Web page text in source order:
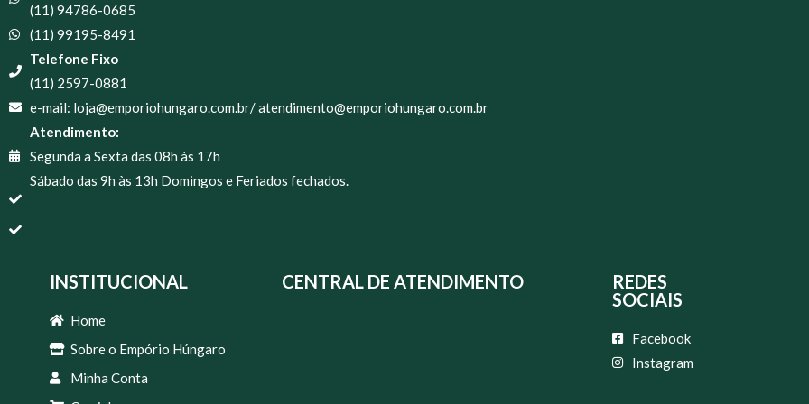
(11) 94786-0685
(11) 99195-8491
Telefone Fixo
(11) 2597-0881
e-mail: loja@emporiohungaro.com.br/ atendimento@emporiohungaro.com.br
Atendimento:
Segunda a Sexta das 08h às 17h
Sábado das 9h às 13h Domingos e Feriados fechados.
INSTITUCIONAL
Home
Sobre o Empório Húngaro
Minha Conta
CENTRAL DE ATENDIMENTO
REDES
SOCIAIS
Facebook
Instagram